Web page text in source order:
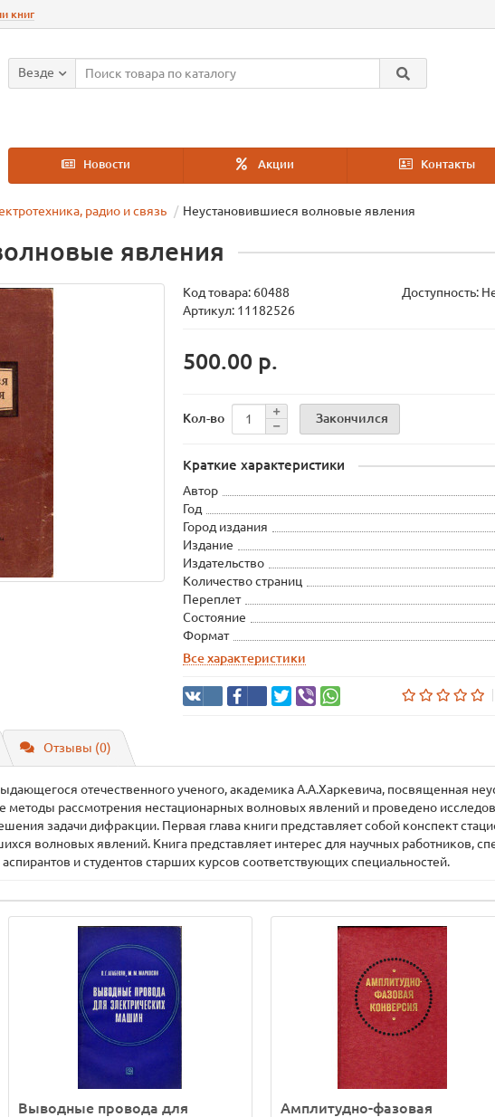
книг
Везде
Новости Акции Контакты
радио и связь Неустановившиеся волновые явления
явления
Код товара: 60488
Доступность:
Артикул: 11182526
500.00 р.
Кол-во Закончился
Краткие характеристики
Автор
Год
Город издания
Издание
Издательство
Количество страниц
Переплет
Состояние
Формат
Все характеристики
Отзывы (0)
отечественного ученого, академика А.А.Харкевича, посвященная
рассмотрения нестационарных волновых явлений и проведено
задачи дифракции. Первая глава книги представляет собой конспект
волновых явлений. Книга представляет интерес для научных работников,
и студентов старших курсов соответствующих специальностей.
Выводные провода для
Амплитудно-фазовая